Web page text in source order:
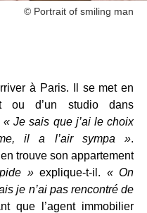
© Portrait of smiling man
à Paris. Il se met en
ou d’un studio dans
« Je sais que j’ai le choix
il a l’air sympa ».
trouve son appartement
»explique-t-il. « On
je n’ai pas rencontré de
que l’agent immobilier